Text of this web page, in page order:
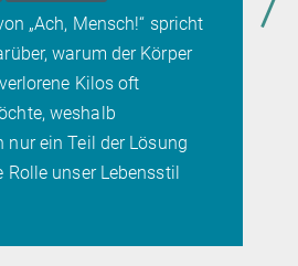
„Ach, Mensch!“ spricht
warum der Körper
Kilos oft
weshalb
nur ein Teil der Lösung
unser Lebensstil